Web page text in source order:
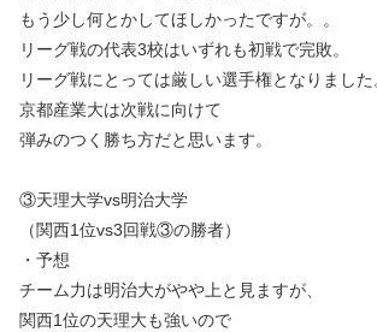
もう少し何とかしてほしかったですが。。
リーグ戦の代表3校はいずれも初戦で完敗。
リーグ戦にとっては厳しい選手権となりました
京都産業大は次戦に向けて
弾みのつく勝ち方だと思います。
③天理大学vs明治大学
（関西1位vs3回戦③の勝者）
・予想
チーム力は明治大がやや上と見ますが、
関西1位の天理大も強いので